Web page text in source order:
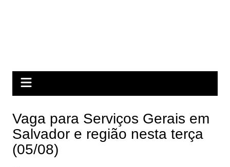
Vaga para Serviços Gerais em
Salvador e região nesta terça
(05/08)